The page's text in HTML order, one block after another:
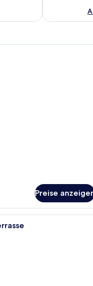
Ein Hotelzimmer mit zwei
Preise
Ein Hotelzimmer mit zwei